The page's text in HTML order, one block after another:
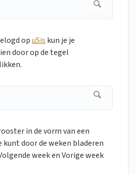
opuSis kun je je
door op de tegel
in de vorm van een
kunt door de weken bladeren
week en Vorige week